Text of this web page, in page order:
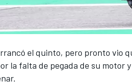
el quinto, pero pronto vio
la falta de pegada de su motor